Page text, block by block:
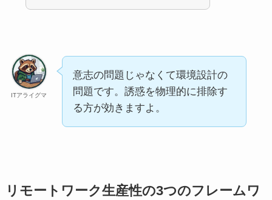
ITアライグマ
意志の問題じゃなくて環境設計の
問題です。誘惑を物理的に排除す
る方が効きますよ。
リモートワーク生産性の3つのフレームワ